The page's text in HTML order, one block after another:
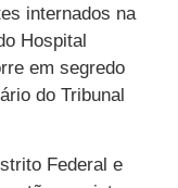
internados na
Hospital
em segredo
do Tribunal
Federal e